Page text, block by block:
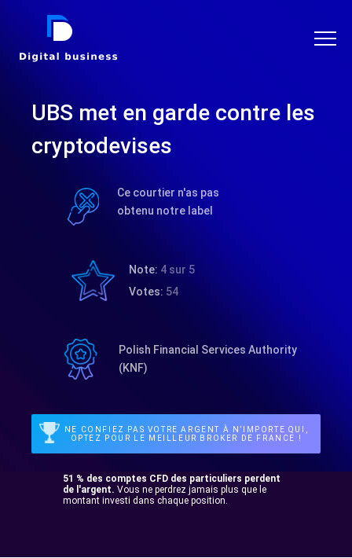
DIGITAL BUSINESS
UBS met en garde contre les
cryptodevises
Ce courtier n'as pas
obtenu notre label
Note: 4 sur 5
Votes: 54
Polish Financial Services Authority
(KNF)
NE CONFIEZ PAS VOTRE ARGENT À N’IMPORTE QUI,
OPTEZ POUR LE MEILLEUR BROKER DE FRANCE !
51 % des comptes CFD des particuliers perdent
de l'argent. Vous ne perdrez jamais plus que le
montant investi dans chaque position.